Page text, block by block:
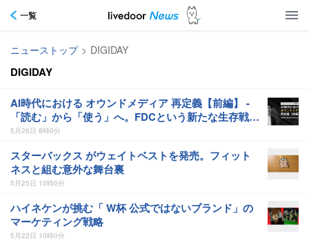
一覧
ニューストップ > DIGIDAY
DIGIDAY
AI時代における オウンドメディア 再定義【前編】 -
「読む」から「使う」へ。FDCという新たな生存戦略
とは-
5月26日 8時0分
スターバックス がウェイトベストを発売。フィット
ネスと組む意外な舞台裏
5月25日 10時0分
ハイネケンが挑む「 W杯 公式ではないブランド」の
マーケティング戦略
5月22日 10時0分